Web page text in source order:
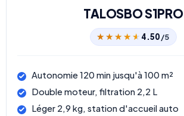
TALOSBO S1PRO
★★★★★
★★★★★ 4.50/5
Autonomie 120 min jusqu'à 100 m²
Double moteur, filtration 2,2 L
Léger 2,9 kg, station d'accueil auto